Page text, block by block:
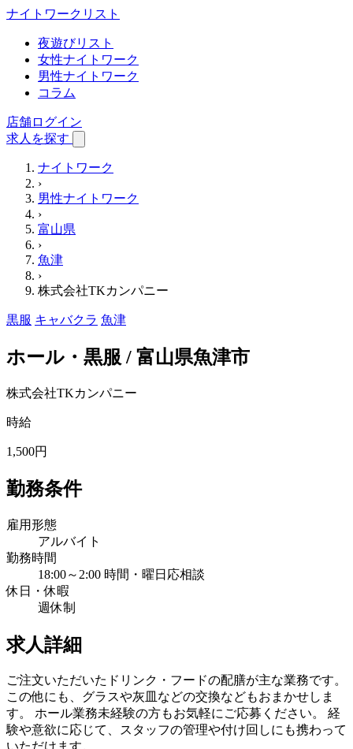
ナイトワーク リスト
夜遊びリスト
女性ナイトワーク
男性ナイトワーク
コラム
店舗ログイン
求人を探す
ナイトワーク
›
男性ナイトワーク
›
富山県
›
魚津
›
株式会社TKカンパニー
黒服 キャバクラ 魚津
ホール・黒服 / 富山県魚津市
株式会社TKカンパニー
時給
1,500円
勤務条件
雇用形態
アルバイト
勤務時間
18:00～2:00 時間・曜日応相談
休日・休暇
週休制
求人詳細
ご注文いただいたドリンク・フードの配膳が主な業務です。
この他にも、グラスや灰皿などの交換などもおまかせしま
す。 ホール業務未経験の方もお気軽にご応募ください。 経
験や意欲に応じて、スタッフの管理や付け回しにも携わって